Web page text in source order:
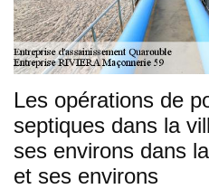
Les opérations de
septiques dans la
ses environs dans
et ses environs